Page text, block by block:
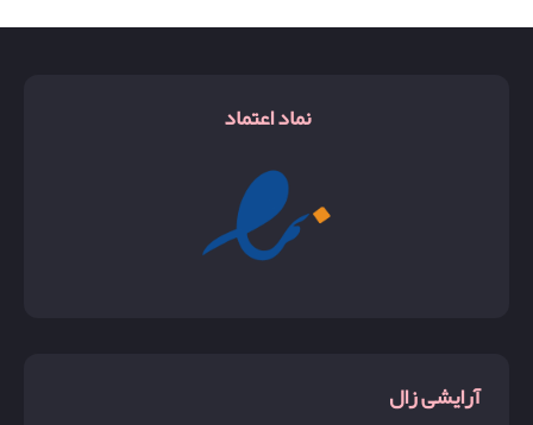
نماد اعتماد
آرایشی زال